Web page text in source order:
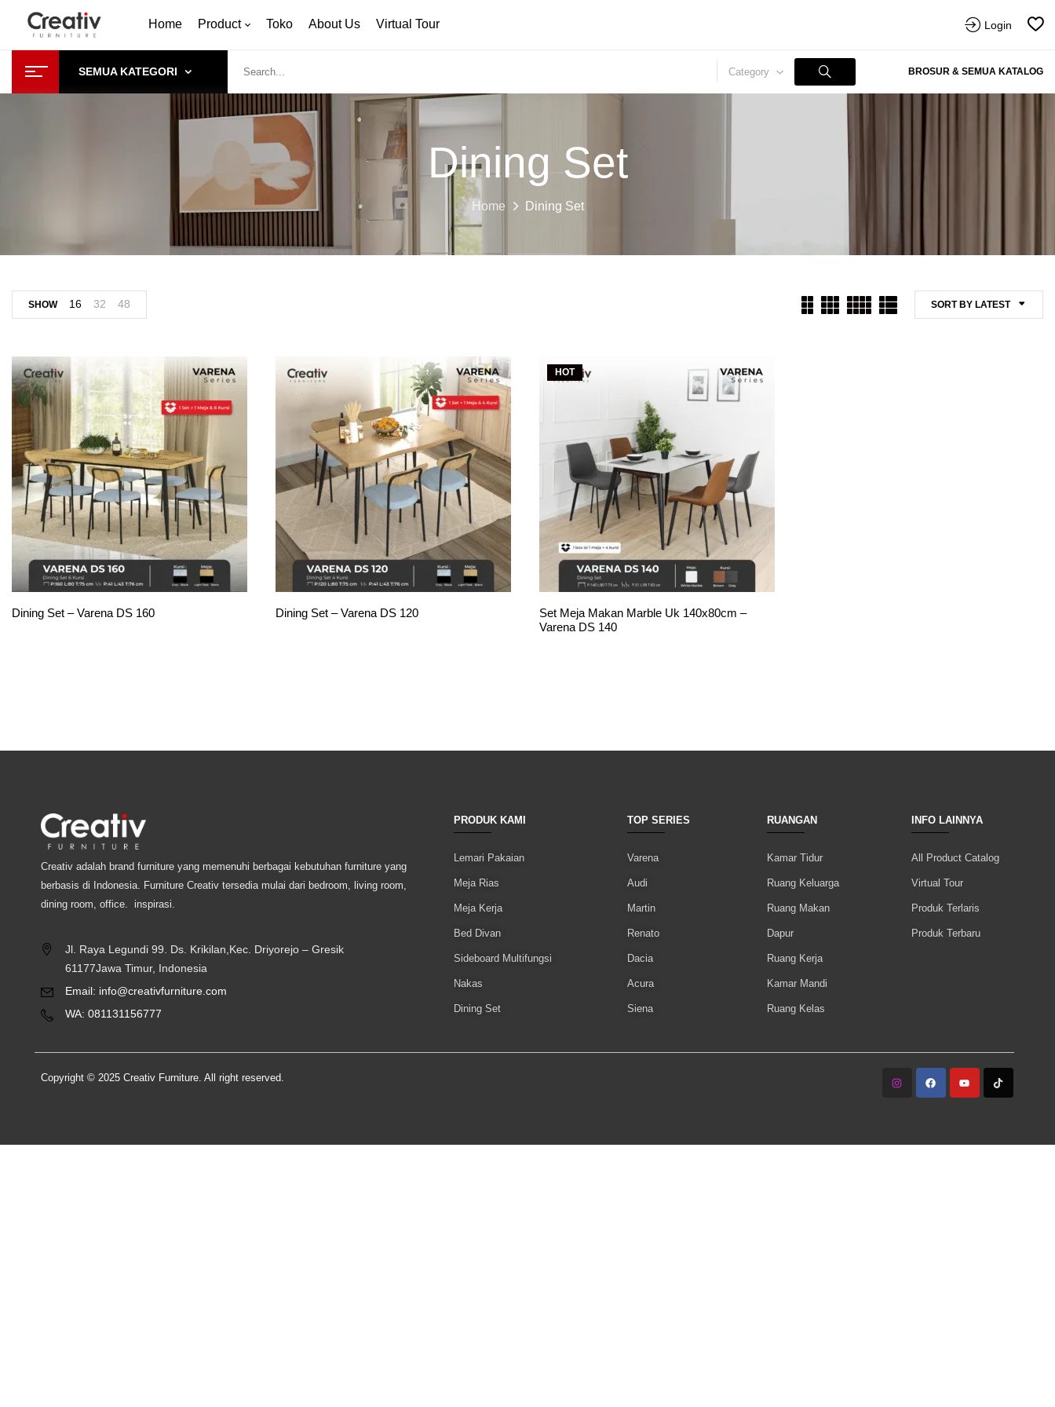
Home Product Toko About Us Virtual Tour Login
SEMUA KATEGORI Category BROSUR & SEMUA KATALOG
Dining Set
Home Dining Set
SORT BY LATEST
SHOW 16 32 48
Dining Set – Varena DS 160 Dining Set – Varena DS 120
HOT
Set Meja Makan Marble Uk 140x80cm –
Varena DS 140
Creativ adalah brand furniture yang memenuhi berbagai kebutuhan furniture yang
berbasis di Indonesia. Furniture Creativ tersedia mulai dari bedroom, living room,
dining room, office. inspirasi.
Jl. Raya Legundi 99. Ds. Krikilan,Kec. Driyorejo – Gresik
61177Jawa Timur, Indonesia
Email: info@creativfurniture.com
WA: 081131156777
PRODUK KAMI
Lemari Pakaian
Meja Rias
Meja Kerja
Bed Divan
Sideboard Multifungsi
Nakas
Dining Set
TOP SERIES
Varena
Audi
Martin
Renato
Dacia
Acura
Siena
RUANGAN
Kamar Tidur
Ruang Keluarga
Ruang Makan
Dapur
Ruang Kerja
Kamar Mandi
Ruang Kelas
INFO LAINNYA
All Product Catalog
Virtual Tour
Produk Terlaris
Produk Terbaru
Copyright © 2025 Creativ Furniture. All right reserved.